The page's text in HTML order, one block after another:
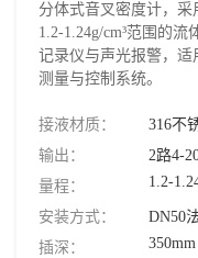
分体式音叉密度计，采
1.2-1.24g/cm³范围的
记录仪与声光报警，
测量与控制系统。
接液材质：
316不
输出：
2路4-
量程：
1.2-
安装方式：
DN50
插深：
350mm